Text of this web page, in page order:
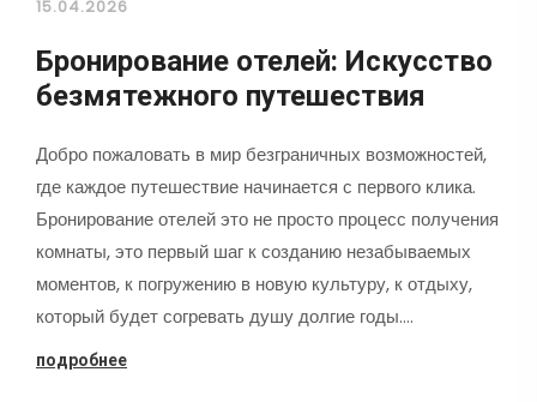
15.04.2026
Бронирование отелей: Искусство
безмятежного путешествия
Добро пожаловать в мир безграничных возможностей,
где каждое путешествие начинается с первого клика.
Бронирование отелей это не просто процесс получения
комнаты, это первый шаг к созданию незабываемых
моментов, к погружению в новую культуру, к отдыху,
который будет согревать душу долгие годы.…
подробнее